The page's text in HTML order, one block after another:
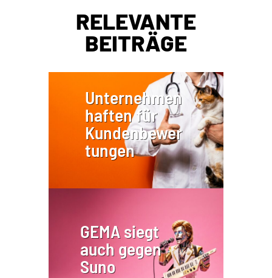
RELEVANTE
BEITRÄGE
Unternehmen
haften für
Kundenbewer
tungen
GEMA siegt
auch gegen
Suno